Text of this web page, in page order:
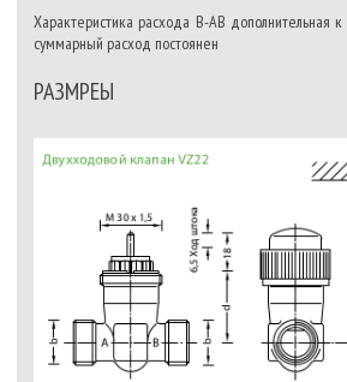
Характеристика расхода B-AB дополнительная
суммарный расход постоянен
РАЗМРЕЫ